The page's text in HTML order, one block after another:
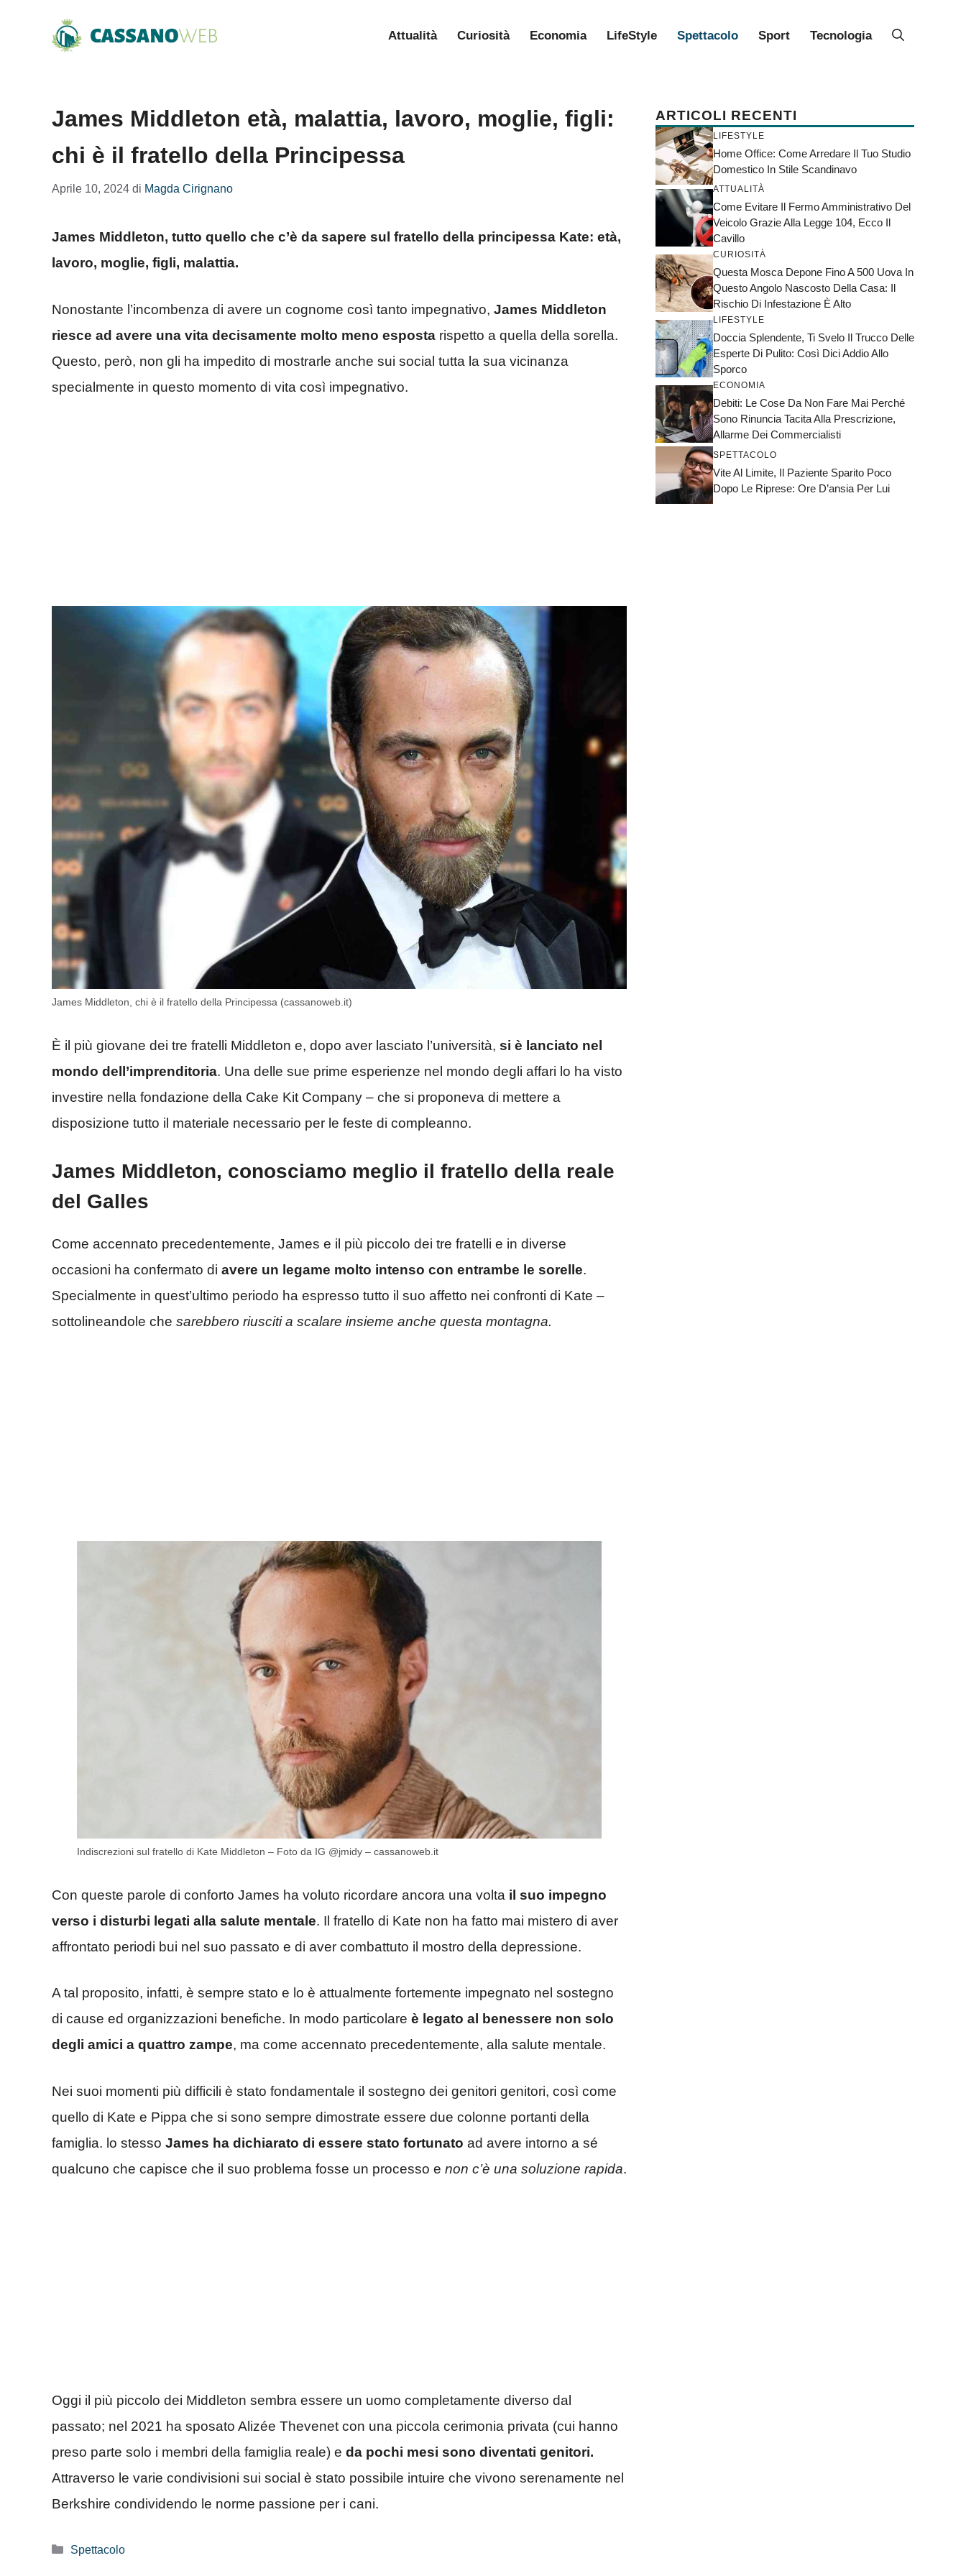
Attualità Curiosità Economia LifeStyle Spettacolo Sport Tecnologia
James Middleton età, malattia, lavoro, moglie, figli:
chi è il fratello della Principessa
Aprile 10, 2024 di Magda Cirignano
James Middleton, tutto quello che c’è da sapere sul fratello della principessa Kate: età,
lavoro, moglie, figli, malattia.
Nonostante l’incombenza di avere un cognome così tanto impegnativo, James Middleton
riesce ad avere una vita decisamente molto meno esposta rispetto a quella della sorella.
Questo, però, non gli ha impedito di mostrarle anche sui social tutta la sua vicinanza
specialmente in questo momento di vita così impegnativo.
James Middleton, chi è il fratello della Principessa (cassanoweb.it)
È il più giovane dei tre fratelli Middleton e, dopo aver lasciato l’università, si è lanciato nel
mondo dell’imprenditoria. Una delle sue prime esperienze nel mondo degli affari lo ha visto
investire nella fondazione della Cake Kit Company – che si proponeva di mettere a
disposizione tutto il materiale necessario per le feste di compleanno.
James Middleton, conosciamo meglio il fratello della reale
del Galles
Come accennato precedentemente, James e il più piccolo dei tre fratelli e in diverse
occasioni ha confermato di avere un legame molto intenso con entrambe le sorelle.
Specialmente in quest’ultimo periodo ha espresso tutto il suo affetto nei confronti di Kate –
sottolineandole che sarebbero riusciti a scalare insieme anche questa montagna.
Indiscrezioni sul fratello di Kate Middleton – Foto da IG @jmidy – cassanoweb.it
Con queste parole di conforto James ha voluto ricordare ancora una volta il suo impegno
verso i disturbi legati alla salute mentale. Il fratello di Kate non ha fatto mai mistero di aver
affrontato periodi bui nel suo passato e di aver combattuto il mostro della depressione.
A tal proposito, infatti, è sempre stato e lo è attualmente fortemente impegnato nel sostegno
di cause ed organizzazioni benefiche. In modo particolare è legato al benessere non solo
degli amici a quattro zampe, ma come accennato precedentemente, alla salute mentale.
Nei suoi momenti più difficili è stato fondamentale il sostegno dei genitori genitori, così come
quello di Kate e Pippa che si sono sempre dimostrate essere due colonne portanti della
famiglia. lo stesso James ha dichiarato di essere stato fortunato ad avere intorno a sé
qualcuno che capisce che il suo problema fosse un processo e non c’è una soluzione rapida.
Oggi il più piccolo dei Middleton sembra essere un uomo completamente diverso dal
passato; nel 2021 ha sposato Alizée Thevenet con una piccola cerimonia privata (cui hanno
preso parte solo i membri della famiglia reale) e da pochi mesi sono diventati genitori.
Attraverso le varie condivisioni sui social è stato possibile intuire che vivono serenamente nel
Berkshire condividendo le norme passione per i cani.
Categorie
Spettacolo
ARTICOLI RECENTI
LIFESTYLE
Home Office: Come Arredare Il Tuo Studio
Domestico In Stile Scandinavo
ATTUALITÀ
Come Evitare Il Fermo Amministrativo Del
Veicolo Grazie Alla Legge 104, Ecco Il
Cavillo
CURIOSITÀ
Questa Mosca Depone Fino A 500 Uova In
Questo Angolo Nascosto Della Casa: Il
Rischio Di Infestazione È Alto
LIFESTYLE
Doccia Splendente, Ti Svelo Il Trucco Delle
Esperte Di Pulito: Così Dici Addio Allo
Sporco
ECONOMIA
Debiti: Le Cose Da Non Fare Mai Perché
Sono Rinuncia Tacita Alla Prescrizione,
Allarme Dei Commercialisti
SPETTACOLO
Vite Al Limite, Il Paziente Sparito Poco
Dopo Le Riprese: Ore D’ansia Per Lui